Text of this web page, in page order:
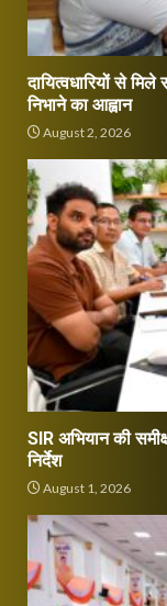
दायित्वधारियों से
निभाने का आह्वान
August 2, 2026
SIR अभियान की
निर्देश
August 1, 2026